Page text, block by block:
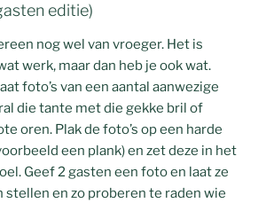
editie)
nog wel van vroeger. Het is
werk, maar dan heb je ook wat.
foto’s van een aantal aanwezige
die tante met die gekke bril of
oren. Plak de foto’s op een harde
een plank) en zet deze in het
Geef 2 gasten een foto en laat ze
stellen en zo proberen te raden wie